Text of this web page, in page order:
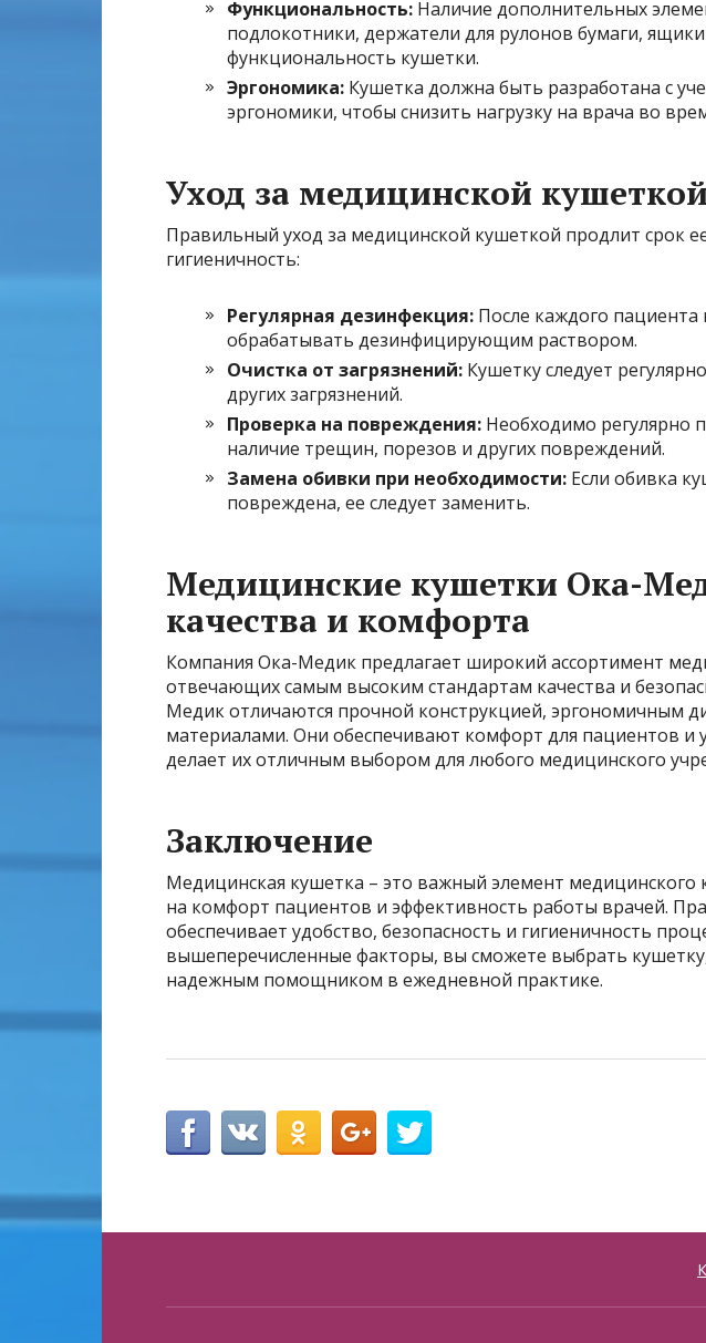
Функциональность: Наличие дополнительных
подлокотники, держатели для рулонов бумаги,
функциональность кушетки.
Эргономика: Кушетка должна быть разработана с
эргономики, чтобы снизить нагрузку на врача во
Уход за медицинской кушеткой
Правильный уход за медицинской кушеткой продлит срок
гигиеничность:
Регулярная дезинфекция: После каждого пациента
обрабатывать дезинфицирующим раствором.
Очистка от загрязнений: Кушетку следует
других загрязнений.
Проверка на повреждения: Необходимо регулярно
наличие трещин, порезов и других повреждений.
Замена обивки при необходимости: Если обивка
повреждена, ее следует заменить.
Медицинские кушетки Ока-
качества и комфорта
Компания Ока-Медик предлагает широкий ассортимент
отвечающих самым высоким стандартам качества и
Медик отличаются прочной конструкцией, эргономичным
материалами. Они обеспечивают комфорт для пациентов и
делает их отличным выбором для любого медицинского
Заключение
Медицинская кушетка – это важный элемент медицинского
на комфорт пациентов и эффективность работы врачей.
обеспечивает удобство, безопасность и гигиеничность
вышеперечисленные факторы, вы сможете выбрать
надежным помощником в ежедневной практике.